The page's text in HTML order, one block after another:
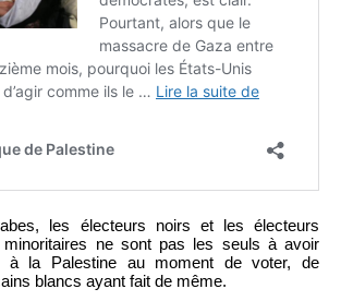
les électeurs noirs et les électeurs
minoritaires ne sont pas les seuls à avoir
à la Palestine au moment de voter, de
blancs ayant fait de même.